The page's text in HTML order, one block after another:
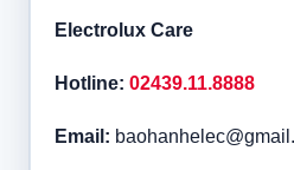
Electrolux Care
Hotline: 02439.11.8888
Email: